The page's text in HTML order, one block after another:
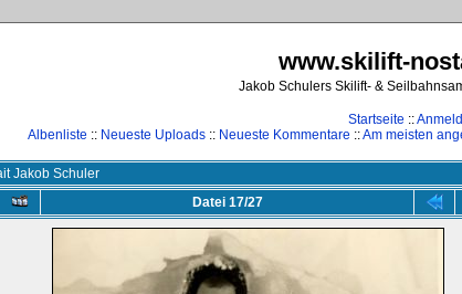
www.skilift-
Jakob Schulers Skilift- &
Startseite ::
Albenliste :: Neueste Uploads :: Neueste Kommentare ::Am meisten
Jakob Schuler
Datei 17/27